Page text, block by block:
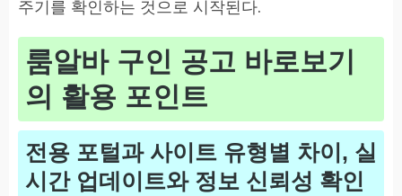
주기를 확인하는 것으로 시작된다.
룸알바 구인 공고 바로보기
의 활용 포인트
전용 포털과 사이트 유형별 차이, 실
시간 업데이트와 정보 신뢰성 확인